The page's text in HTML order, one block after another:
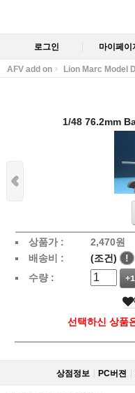
로그인 마이페이
AFV add on Lion Marc Model
1/48 76.2mm
상품가 : 2,470원
배송비 :
(조건)
!
수량 :
+1
선택하신 상품
상점정보 PC버젼